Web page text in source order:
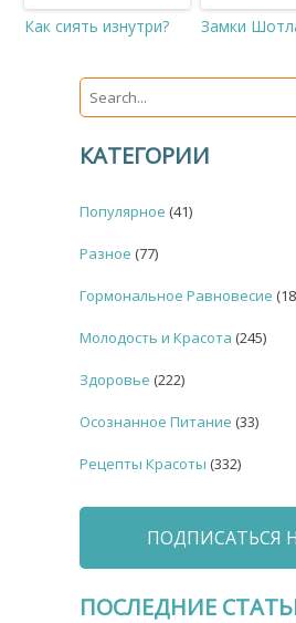
Как сиять изнутри? Замки
КАТЕГОРИИ
Популярное (41)
Разное (77)
Гормональное Равновесие
Молодость и Красота (245)
Здоровье (222)
Осознанное Питание (33)
Рецепты Красоты (332)
ПОДПИСАТЬСЯ
ПОСЛЕДНИЕ